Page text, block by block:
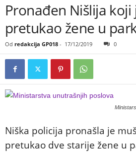
Pronađen Nišlija koji
pretukao žene u
Od redakcija GP018 - 17/12/2019 0
Niška policija pronašla je
pretukao dve starije žene u